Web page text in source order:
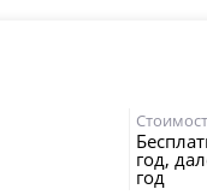
год,
год